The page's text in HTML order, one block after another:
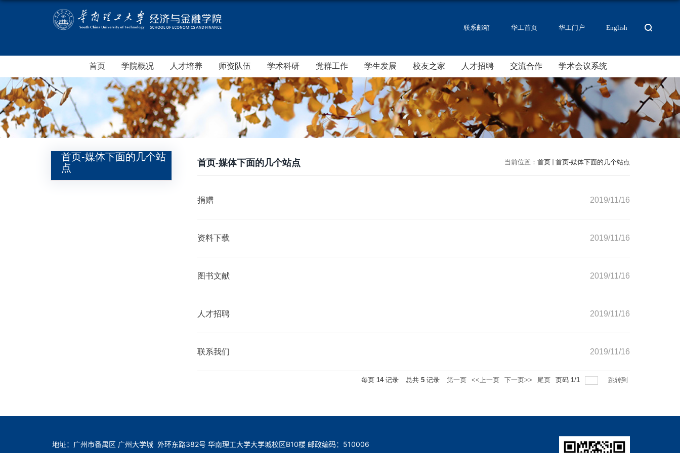
联系邮箱 华工首页 华工门户 English
首页 学院概况 人才培养 师资队伍 学术科研 党群工作 学生发展 校友之家 人才招聘 交流合作 学术会议系统
首页-媒体下面的几个站
点
当前位置： 首页 首页-媒体下面的几个站点
首页-媒体下面的几个站点
捐赠 2019/11/16
资料下载 2019/11/16
图书文献 2019/11/16
人才招聘 2019/11/16
联系我们 2019/11/16
每页 14记录 总共 5记录 第一页 <<上一页 下一页>> 尾页 页码 1/1 跳转到
地址：广州市番禺区 广州大学城 外环东路382号 华南理工大学大学城校区B10楼 邮政编码：510006